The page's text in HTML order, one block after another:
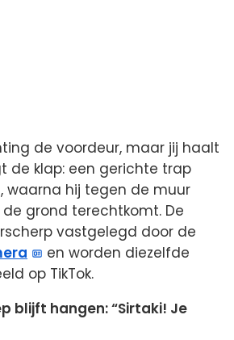
de voordeur, maar jij haalt
de klap: een gerichte trap
waarna hij tegen de muur
grond terechtkomt. De
vastgelegd door de
en worden diezelfde
op TikTok.
blijft hangen: “Sirtaki! Je